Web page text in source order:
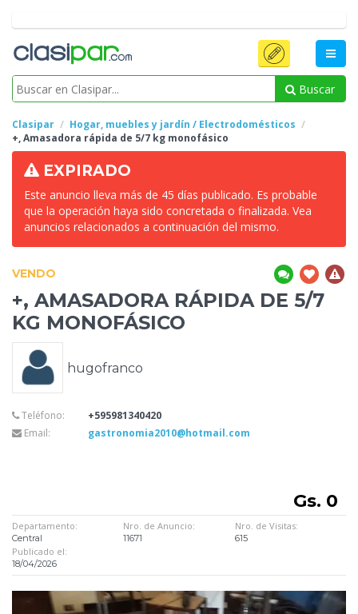
Buscar
Clasipar
Hogar, muebles y jardín / Electrodomésticos
+, Amasadora rápida de 5/7 kg monofásico
EXPIRADO
Este anuncio lleva más de 45 días publicado. Es probable
que la operación haya sido concretada o finalizada. Vea
anuncios relacionados a continuación del mismo.
VENDO
+, AMASADORA RÁPIDA DE 5/7
KG MONOFÁSICO
hugofranco
Teléfono:
+595981340420
Email:
gastronomia2010@hotmail.com
Gs. 0
Departamento:
Central
Nro. de Anuncio:
11671
Nro. de Visitas:
615
Publicado el:
18/04/2026